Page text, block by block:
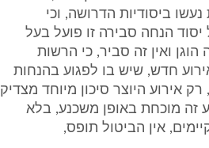
ביסודיות הדרושה, וכי
הנחה סבירה זו פועל בעל
הוגן ואין זה סביר, כי הרשות
חדש, שיש בו לפגוע בהנחות
אירוע היוצר סיכון מיוחד מצדיק
זה מוכחת באופן משכנע, בלא
אין הביטול תופס,